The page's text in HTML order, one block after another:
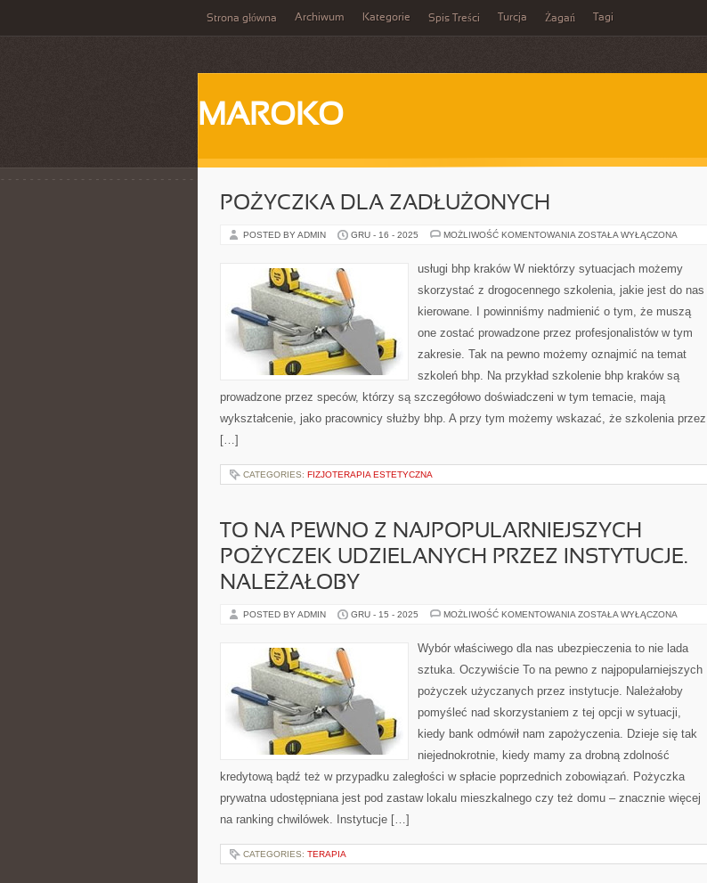
Strona główna Archiwum Kategorie Spis Treści Turcja Żagań Tagi
MAROKO
POŻYCZKA DLA ZADŁUŻONYCH
POSTED BY ADMIN GRU - 16 - 2025 MOŻLIWOŚĆ KOMENTOWANIA POŻYCZKA
ZOSTAŁA WYŁĄCZONA
usługi bhp kraków W niektórzy sytuacjach możemy
skorzystać z drogocennego szkolenia, jakie jest do nas
kierowane. I powinniśmy nadmienić o tym, że muszą
one zostać prowadzone przez profesjonalistów w tym
zakresie. Tak na pewno możemy oznajmić na temat
szkoleń bhp. Na przykład szkolenie bhp kraków są
prowadzone przez speców, którzy są szczegółowo doświadczeni w tym temacie, mają
wykształcenie, jako pracownicy służby bhp. A przy tym możemy wskazać, że szkolenia przez
[…]
CATEGORIES: FIZJOTERAPIA ESTETYCZNA
TO NA PEWNO Z NAJPOPULARNIEJSZYCH
POŻYCZEK UDZIELANYCH PRZEZ INSTYTUCJE.
NALEŻAŁOBY
POSTED BY ADMIN GRU - 15 - 2025 MOŻLIWOŚĆ KOMENTOWANIA TO
NAJPOPULARNIEJSZYCH
UDZIELANYCH
INSTYTUCJE.
ZOSTAŁA WYŁĄCZONA
Wybór właściwego dla nas ubezpieczenia to nie lada
sztuka. Oczywiście To na pewno z najpopularniejszych
pożyczek użyczanych przez instytucje. Należałoby
pomyśleć nad skorzystaniem z tej opcji w sytuacji,
kiedy bank odmówił nam zapożyczenia. Dzieje się tak
niejednokrotnie, kiedy mamy za drobną zdolność
kredytową bądź też w przypadku zaległości w spłacie poprzednich zobowiązań. Pożyczka
prywatna udostępniana jest pod zastaw lokalu mieszkalnego czy też domu – znacznie więcej
na ranking chwilówek. Instytucje […]
CATEGORIES: TERAPIA